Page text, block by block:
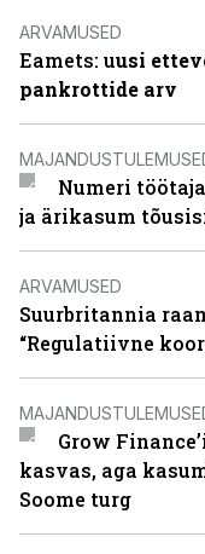
ARVAMUSED
Eamets: uusi
pankrottide arv
Numeri
ja ärikasum
ARVAMUSED
Suurbritannia
“Regulatiivne
Grow
kasvas, aga
Soome turg